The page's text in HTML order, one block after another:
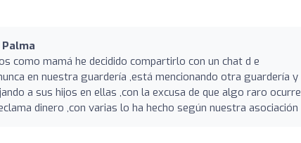
como mamá he decidido compartirlo con un chat d e
en nuestra guardería ,está mencionando otra guardería y
a sus hijos en ellas ,con la excusa de que algo raro ocurre
dinero ,con varias lo ha hecho según nuestra asociación